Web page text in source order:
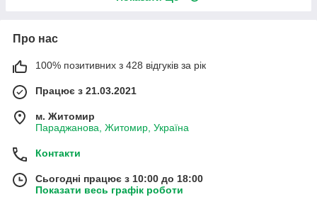
Про нас
100% позитивних з 428 відгуків за рік
Працює з 21.03.2021
м. Житомир
Параджанова, Житомир, Україна
Контакти
Сьогодні працює з 10:00 до 18:00
Показати весь графік роботи